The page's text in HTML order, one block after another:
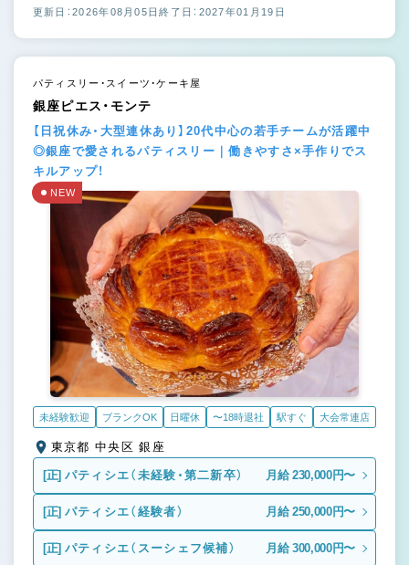
更新日：2026年08月05日終了日：2027年01月19日
パティスリー・スイーツ・ケーキ屋
銀座ピエス・モンテ
【日祝休み・大型連休あり】20代中心の若手チームが活躍中
◎銀座で愛されるパティスリー｜働きやすさ×手作りでス
キルアップ！
NEW
未経験歓迎 ブランクOK 日曜休 〜18時退社 駅すぐ 大会常連店
東京都 中央区 銀座
[正] パティシエ（未経験・第二新卒） 月給 230,000円〜
[正] パティシエ（経験者） 月給 250,000円〜
[正] パティシエ（スーシェフ候補） 月給 300,000円〜